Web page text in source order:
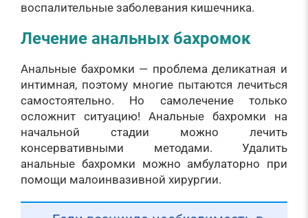
воспалительные заболевания кишечника.
Лечение анальных бахромок
Анальные бахромки — проблема деликатная и
интимная, поэтому многие пытаются лечиться
самостоятельно. Но самолечение только
осложнит ситуацию! Анальные бахромки на
начальной стадии можно лечить
консервативными методами. Удалить
анальные бахромки можно амбулаторно при
помощи малоинвазивной хирургии.